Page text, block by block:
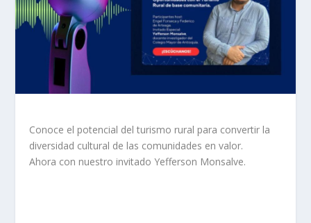
Conoce el potencial del turismo rural para convertir la
diversidad cultural de las comunidades en valor.
Ahora con nuestro invitado Yefferson Monsalve.